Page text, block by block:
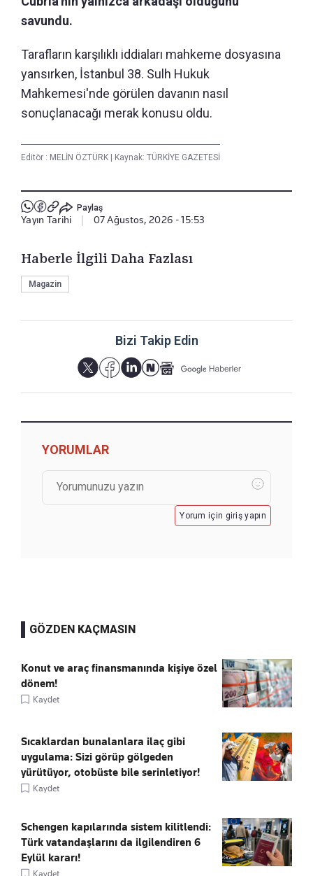
savundu.
Tarafların karşılıklı iddiaları mahkeme dosyasına
yansırken, İstanbul 38. Sulh Hukuk
Mahkemesi'nde görülen davanın nasıl
sonuçlanacağı merak konusu oldu.
Editör : MELİN ÖZTÜRK Kaynak: TÜRKİYE GAZETESİ
Paylaş
Yayın Tarihi 07 Ağustos, 2026 - 15:53
Haberle İlgili Daha Fazlası
Magazin
Bizi Takip Edin
YORUMLAR
Yorum için giriş yapın
GÖZDEN KAÇMASIN
Konut ve araç finansmanında kişiye özel
dönem!
Kaydet
Sıcaklardan bunalanlara ilaç gibi
uygulama: Sizi görüp gölgeden
yürütüyor, otobüste bile serinletiyor!
Kaydet
Schengen kapılarında sistem kilitlendi:
Türk vatandaşlarını da ilgilendiren 6
Eylül kararı!
Kaydet